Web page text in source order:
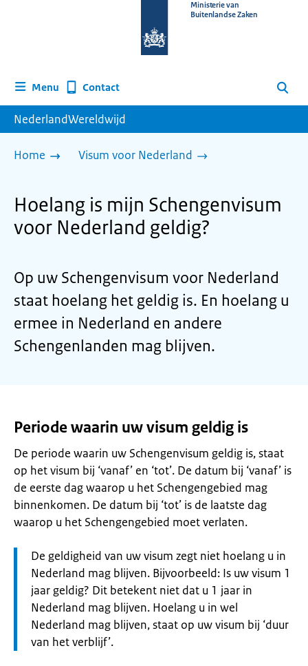
homepage
Ministerie van
Buitenlandse Zaken
Menu Contact Zoeken
NederlandWereldwijd
Home Visum voor Nederland
Hoelang is mijn Schengenvisum
voor Nederland geldig?
Op uw Schengenvisum voor Nederland
staat hoelang het geldig is. En hoelang u
ermee in Nederland en andere
Schengenlanden mag blijven.
Periode waarin uw visum geldig is
De periode waarin uw Schengenvisum geldig is, staat
op het visum bij ‘vanaf’ en ‘tot’. De datum bij ‘vanaf’ is
de eerste dag waarop u het Schengengebied mag
binnenkomen. De datum bij ‘tot’ is de laatste dag
waarop u het Schengengebied moet verlaten.
Let
op:
De geldigheid van uw visum zegt niet hoelang u in
Nederland mag blijven. Bijvoorbeeld: Is uw visum 1
jaar geldig? Dit betekent niet dat u 1 jaar in
Nederland mag blijven. Hoelang u in wel
Nederland mag blijven, staat op uw visum bij ‘duur
van het verblijf’.